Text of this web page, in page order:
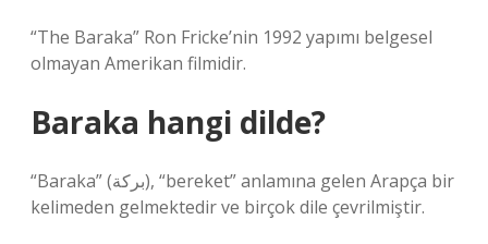
“The Baraka” Ron Fricke’nin 1992 yapımı belgesel
olmayan Amerikan filmidir.
Baraka hangi dilde?
“Baraka” (بركة), “bereket” anlamına gelen Arapça bir
kelimeden gelmektedir ve birçok dile çevrilmiştir.